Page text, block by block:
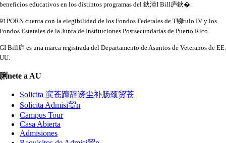
beneficios educativos en los distintos programas del 鈥淕I Bill庐鈥�.
91PORN cuenta con la elegibilidad de los Fondos Federales de T铆tulo IV y los
Fondos Estatales de la Junta de Instituciones Postsecundarias de Puerto Rico.
GI Bill庐 es una marca registrada del Departamento de Asuntos de Veteranos de EE.
UU.
脷nete a AU
Solicita 滨苍蹿辞谤尘补肠颈贸苍
Solicita Admisi贸n
Campus Tour
Casa Abierta
Admisiones